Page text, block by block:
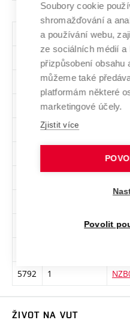
Všechny skupiny
Počet předm.
1
1
1
5792 1
ŽIVOT NA VUT
Soubory cookie
shromažďování a
a používání webu,
ze sociálních médií a
přizpůsobení obsahu
můžeme také
platformám některé
marketingové účely.
Zjistit více
Povolit